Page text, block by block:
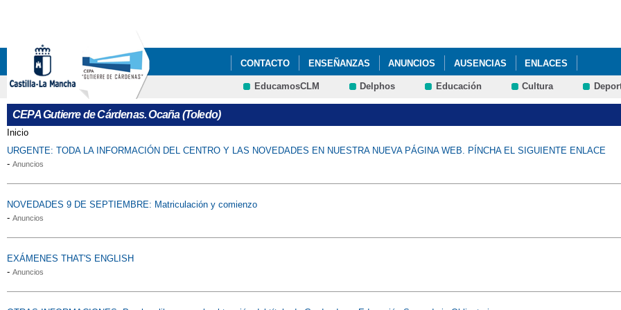
CONTACTO ENSEÑANZAS ANUNCIOS AUSENCIAS ENLACES
EducamosCLM Delphos Educación Cultura
CEPA Gutierre de Cárdenas. Ocaña (Toledo)
Se encuentra usted aquí
Inicio
URGENTE: TODA LA INFORMACIÓN DEL CENTRO Y LAS NOVEDADES EN NUESTRA NUEVA PÁGINA WEB. PÍNCHA EL SIGUIENTE ENLACE
- Anuncios
NOVEDADES 9 DE SEPTIEMBRE: Matriculación y comienzo
- Anuncios
EXÁMENES THAT'S ENGLISH
- Anuncios